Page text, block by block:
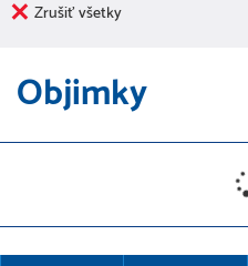
Zrušiť všetky
Objimky